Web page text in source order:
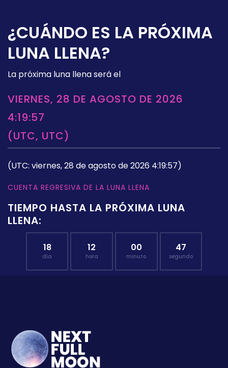
¿CUÁNDO ES LA PRÓXIMA
LUNA LLENA?
La próxima luna llena será el
VIERNES, 28 DE AGOSTO DE 2026
4:19:57
(UTC, UTC)
(UTC: viernes, 28 de agosto de 2026 4:19:57)
CUENTA REGRESIVA DE LA LUNA LLENA
TIEMPO HASTA LA PRÓXIMA LUNA
LLENA:
18
día
12
hora
00
minuto
46
segundo